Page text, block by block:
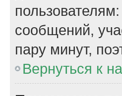
сообщений,
пару минут,
Вернуться к